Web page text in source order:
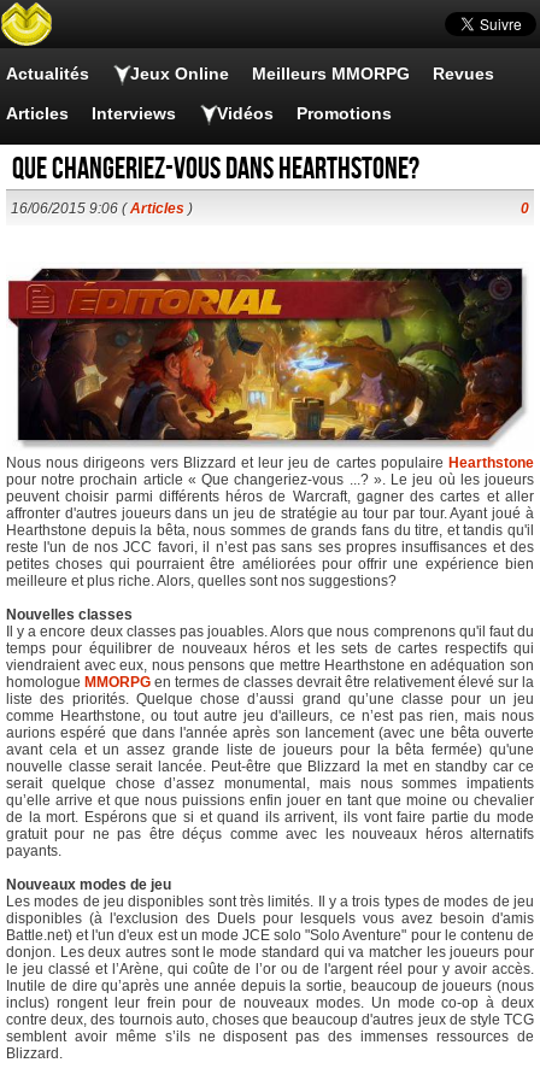
Actualités Jeux Online Meilleurs MMORPG Revues
Articles Interviews Vidéos Promotions
Que changeriez-vous dans Hearthstone?
16/06/2015 9:06 (Articles ) 0
Nous nous dirigeons vers Blizzard et leur jeu de cartes populaire Hearthstone
pour notre prochain article « Que changeriez-vous ...? ». Le jeu où les joueurs
peuvent choisir parmi différents héros de Warcraft, gagner des cartes et aller
affronter d'autres joueurs dans un jeu de stratégie au tour par tour. Ayant joué à
Hearthstone depuis la bêta, nous sommes de grands fans du titre, et tandis qu'il
reste l'un de nos JCC favori, il n’est pas sans ses propres insuffisances et des
petites choses qui pourraient être améliorées pour offrir une expérience bien
meilleure et plus riche. Alors, quelles sont nos suggestions?
Nouvelles classes
Il y a encore deux classes pas jouables. Alors que nous comprenons qu'il faut du
temps pour équilibrer de nouveaux héros et les sets de cartes respectifs qui
viendraient avec eux, nous pensons que mettre Hearthstone en adéquation son
homologue MMORPG en termes de classes devrait être relativement élevé sur la
liste des priorités. Quelque chose d’aussi grand qu’une classe pour un jeu
comme Hearthstone, ou tout autre jeu d'ailleurs, ce n’est pas rien, mais nous
aurions espéré que dans l'année après son lancement (avec une bêta ouverte
avant cela et un assez grande liste de joueurs pour la bêta fermée) qu'une
nouvelle classe serait lancée. Peut-être que Blizzard la met en standby car ce
serait quelque chose d’assez monumental, mais nous sommes impatients
qu’elle arrive et que nous puissions enfin jouer en tant que moine ou chevalier
de la mort. Espérons que si et quand ils arrivent, ils vont faire partie du mode
gratuit pour ne pas être déçus comme avec les nouveaux héros alternatifs
payants.
Nouveaux modes de jeu
Les modes de jeu disponibles sont très limités. Il y a trois types de modes de jeu
disponibles (à l'exclusion des Duels pour lesquels vous avez besoin d'amis
Battle.net) et l'un d'eux est un mode JCE solo "Solo Aventure" pour le contenu de
donjon. Les deux autres sont le mode standard qui va matcher les joueurs pour
le jeu classé et l’Arène, qui coûte de l’or ou de l'argent réel pour y avoir accès.
Inutile de dire qu’après une année depuis la sortie, beaucoup de joueurs (nous
inclus) rongent leur frein pour de nouveaux modes. Un mode co-op à deux
contre deux, des tournois auto, choses que beaucoup d'autres jeux de style TCG
semblent avoir même s’ils ne disposent pas des immenses ressources de
Blizzard.